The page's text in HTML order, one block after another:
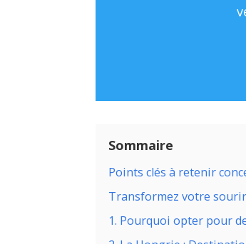
Sommaire
Points clés à retenir
Transformez votre
1. Pourquoi opter pour